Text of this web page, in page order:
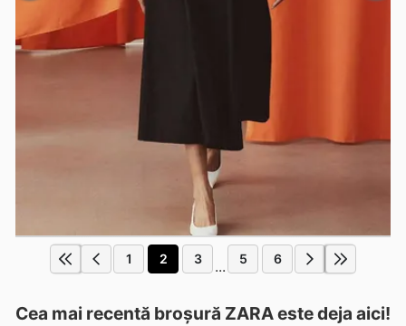
1 2 3 ... 5 6
Cea mai recentă broșură ZARA este deja aici!